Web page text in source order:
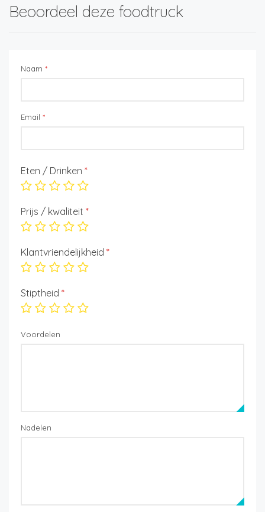
Beoordeel deze foodtruck
Naam *
Email *
Eten / Drinken *
Prijs / kwaliteit *
Klantvriendelijkheid *
Stiptheid *
Voordelen
Nadelen